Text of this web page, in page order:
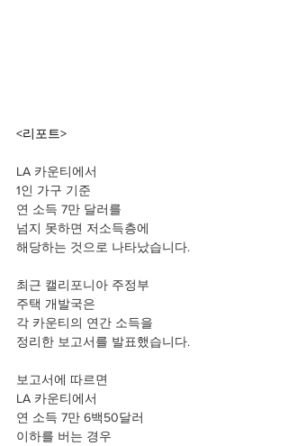
<리포트>
LA 카운티에서
1인 가구 기준
연 소득 7만 달러를
넘지 못하면 저소득층에
해당하는 것으로 나타났습니다.
최근 캘리포니아 주정부
주택 개발국은
각 카운티의 연간 소득을
정리한 보고서를 발표했습니다.
보고서에 따르면
LA 카운티에서
연 소득 7만 6백50달러
이하를 버는 경우